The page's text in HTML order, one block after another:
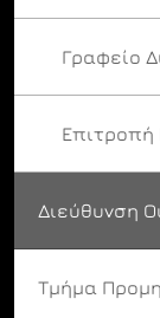
Γραφείο
Επιτροπή
Διεύθυνση
Τμήμα